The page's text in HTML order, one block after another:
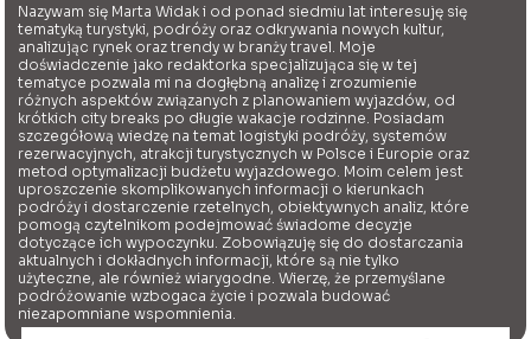
Nazywam się Marta Widak i od ponad siedmiu lat interesuję się
tematyką turystyki, podróży oraz odkrywania nowych kultur,
analizując rynek oraz trendy w branży travel. Moje
doświadczenie jako redaktorka specjalizująca się w tej
tematyce pozwala mi na dogłębną analizę i zrozumienie
różnych aspektów związanych z planowaniem wyjazdów, od
krótkich city breaks po długie wakacje rodzinne. Posiadam
szczegółową wiedzę na temat logistyki podróży, systemów
rezerwacyjnych, atrakcji turystycznych w Polsce i Europie oraz
metod optymalizacji budżetu wyjazdowego. Moim celem jest
uproszczenie skomplikowanych informacji o kierunkach
podróży i dostarczenie rzetelnych, obiektywnych analiz, które
pomogą czytelnikom podejmować świadome decyzje
dotyczące ich wypoczynku. Zobowiązuję się do dostarczania
aktualnych i dokładnych informacji, które są nie tylko
użyteczne, ale również wiarygodne. Wierzę, że przemyślane
podróżowanie wzbogaca życie i pozwala budować
niezapomniane wspomnienia.